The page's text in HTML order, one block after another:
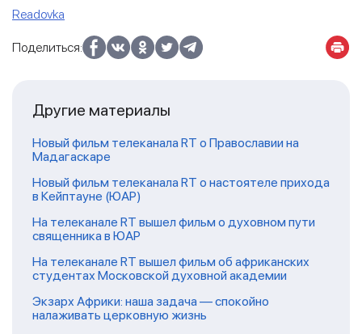
Readovka
Поделиться:
Другие материалы
Новый фильм телеканала RT о Православии на
Мадагаскаре
Новый фильм телеканала RT о настоятеле прихода
в Кейптауне (ЮАР)
На телеканале RT вышел фильм о духовном пути
священника в ЮАР
На телеканале RT вышел фильм об африканских
студентах Московской духовной академии
Экзарх Африки: наша задача — спокойно
налаживать церковную жизнь